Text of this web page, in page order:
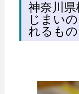
神奈川
じまい
れるもの